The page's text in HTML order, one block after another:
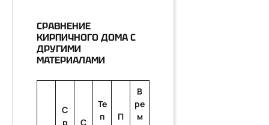
СРАВНЕНИЕ
КИРПИЧНОГО ДОМА С
ДРУГИМИ
МАТЕРИАЛАМИ
С
р
С
Те
п
П
В
ре
м